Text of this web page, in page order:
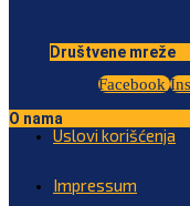
Društvene mreže
Facebook
O nama
Uslovi korišćenja
Impressum